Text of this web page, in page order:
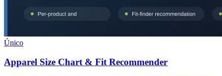
Único
Apparel Size Chart & Fit Recommender